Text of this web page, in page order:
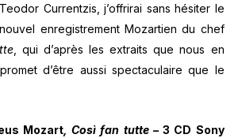
Teodor Currentzis, j’offrirai sans hésiter le
nouvel enregistrement Mozartien du chef
, qui d’après les extraits que nous en
d’être aussi spectaculaire que le
Mozart, Così fan tutte– 3 CD Sony